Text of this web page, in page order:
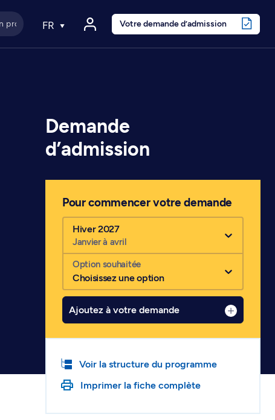
FR Votre demande d’admission
Demande
d’admission
Pour commencer votre demande
Hiver 2027
Janvier à avril
Option souhaitée
Choisissez une option
Ajoutez à votre demande
Voir la structure du programme
Imprimer la fiche complète